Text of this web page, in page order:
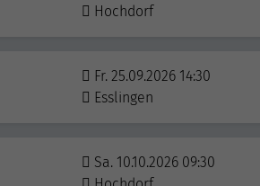
Hochdorf
Fr. 25.09.2026 14:30
Esslingen
Sa. 10.10.2026 09:30